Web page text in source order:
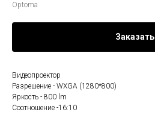
Optoma
Заказать
Видеопроектор
Разрешение - WXGA (1280*800)
Яркость - 800 lm
Соотношение -16:10